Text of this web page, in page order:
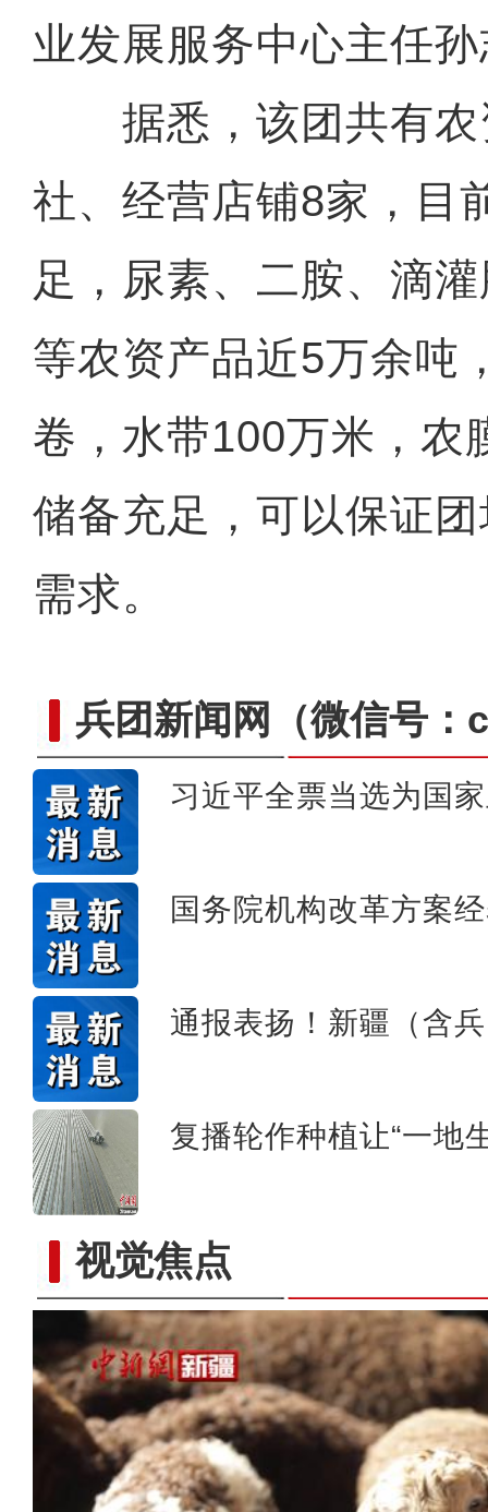
业发展服务中心主任
据悉，该团共有农
社、经营店铺8家，目
足，尿素、二胺、滴
等农资产品近5万余吨
卷，水带100万米，农
储备充足，可以保证
需求。
兵团新闻网 （微信号
习近平全票当选为国
国务院机构改革方案
通报表扬！新疆（含
复播轮作种植让“一地
视觉焦点新疆乌什县：菌棒生产忙